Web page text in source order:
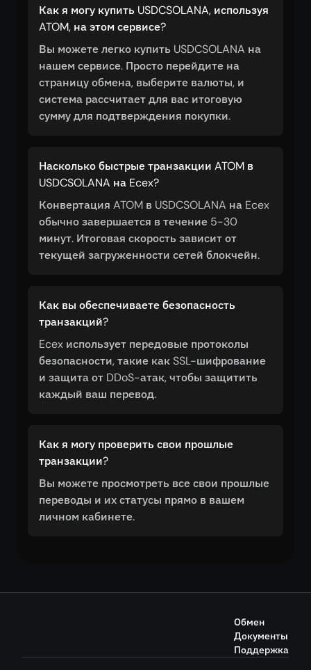
Как я могу купить USDCSOLANA, используя
ATOM, на этом сервисе?
Вы можете легко купить USDCSOLANA на
нашем сервисе. Просто перейдите на
страницу обмена, выберите валюты, и
система рассчитает для вас итоговую
сумму для подтверждения покупки.
Насколько быстрые транзакции ATOM в
USDCSOLANA на Ecex?
Конвертация ATOM в USDCSOLANA на Ecex
обычно завершается в течение 5-30
минут. Итоговая скорость зависит от
текущей загруженности сетей блокчейн.
Как вы обеспечиваете безопасность
транзакций?
Ecex использует передовые протоколы
безопасности, такие как SSL-шифрование
и защита от DDoS-атак, чтобы защитить
каждый ваш перевод.
Как я могу проверить свои прошлые
транзакции?
Вы можете просмотреть все свои прошлые
переводы и их статусы прямо в вашем
личном кабинете.
Обмен
Документы
Поддержка